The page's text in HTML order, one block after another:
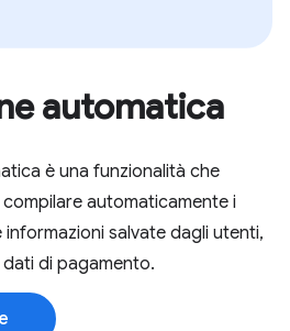
automatica
è una funzionalità che
automaticamente i
salvate dagli utenti,
di pagamento.